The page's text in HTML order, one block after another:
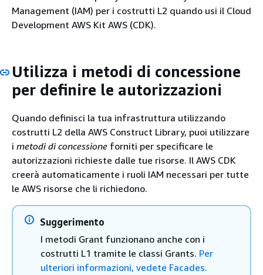
Management (IAM) per i costrutti L2 quando usi il Cloud
Development AWS Kit AWS (CDK).
Utilizza i metodi di concessione
per definire le autorizzazioni
Quando definisci la tua infrastruttura utilizzando
costrutti L2 della AWS Construct Library, puoi utilizzare
i metodi di concessione forniti per specificare le
autorizzazioni richieste dalle tue risorse. Il AWS CDK
creerà automaticamente i ruoli IAM necessari per tutte
le AWS risorse che li richiedono.
Suggerimento
I metodi Grant funzionano anche con i
costrutti L1 tramite le classi Grants. Per
ulteriori informazioni, vedete Facades.